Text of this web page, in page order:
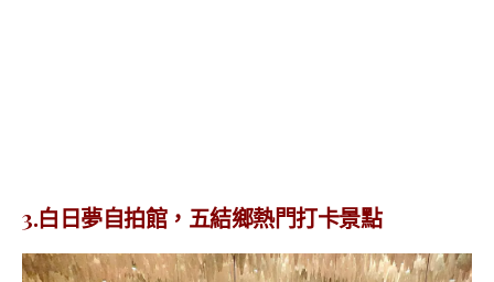
3.白日夢自拍館，五結鄉熱門打卡景點